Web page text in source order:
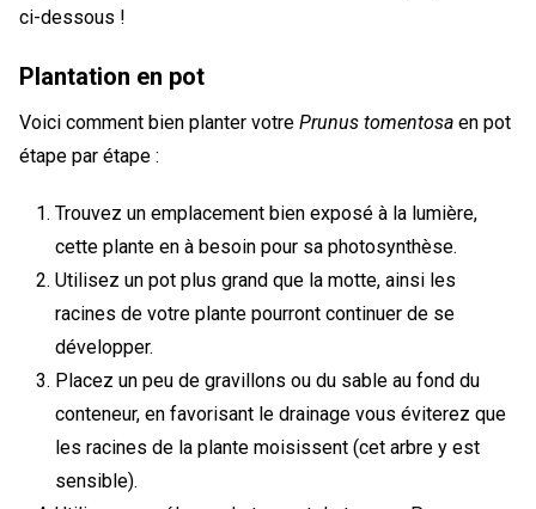
ci-dessous !
Plantation en pot
Voici comment bien planter votre Prunus tomentosa en pot
étape par étape :
Trouvez un emplacement bien exposé à la lumière,
cette plante en à besoin pour sa photosynthèse.
Utilisez un pot plus grand que la motte, ainsi les
racines de votre plante pourront continuer de se
développer.
Placez un peu de gravillons ou du sable au fond du
conteneur, en favorisant le drainage vous éviterez que
les racines de la plante moisissent (cet arbre y est
sensible).